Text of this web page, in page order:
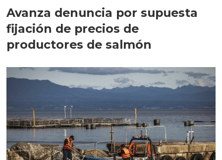
Avanza denuncia por supuesta
fijación de precios de
productores de salmón